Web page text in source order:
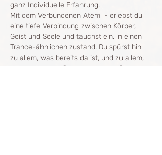
ganz Individuelle Erfahrung.
Mit dem Verbundenen Atem  - erlebst du
eine tiefe Verbindung zwischen Körper,
Geist und Seele und tauchst ein, in einen
Trance-ähnlichen zustand. Du spürst hin
zu allem, was bereits da ist, und zu allem,
was an die Oberfläche gleiten darf, damit